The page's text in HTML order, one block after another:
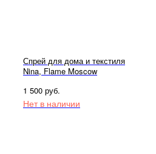
Спрей для дома и текстиля
Nina, Flame Moscow
1 500 руб.
Нет в наличии